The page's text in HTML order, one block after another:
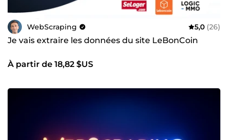
WebScraping 5,0 (26)
Je vais extraire les données du site LeBonCoin
À partir de 18,82 $US